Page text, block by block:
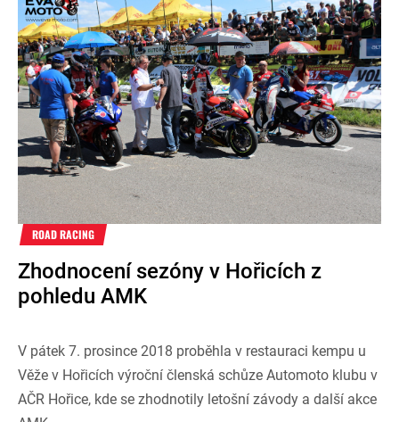
ROAD RACING
Zhodnocení sezóny v Hořicích z
pohledu AMK
V pátek 7. prosince 2018 proběhla v restauraci kempu u
Věže v Hořicích výroční členská schůze Automoto klubu v
AČR Hořice, kde se zhodnotily letošní závody a další akce